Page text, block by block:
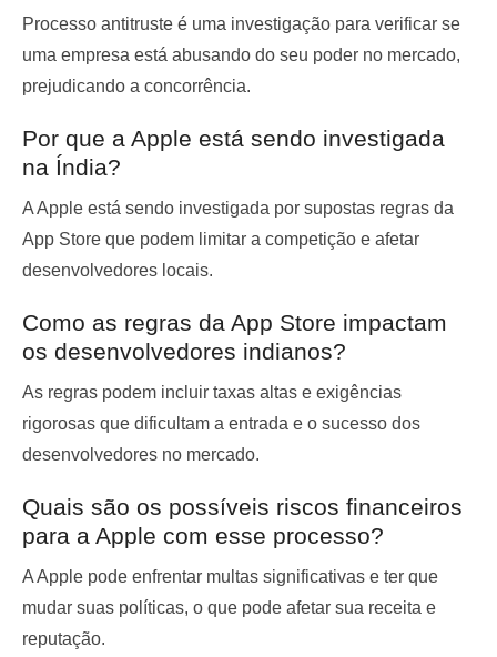
Processo antitruste é uma investigação para verificar se
uma empresa está abusando do seu poder no mercado,
prejudicando a concorrência.
Por que a Apple está sendo investigada
na Índia?
A Apple está sendo investigada por supostas regras da
App Store que podem limitar a competição e afetar
desenvolvedores locais.
Como as regras da App Store impactam
os desenvolvedores indianos?
As regras podem incluir taxas altas e exigências
rigorosas que dificultam a entrada e o sucesso dos
desenvolvedores no mercado.
Quais são os possíveis riscos financeiros
para a Apple com esse processo?
A Apple pode enfrentar multas significativas e ter que
mudar suas políticas, o que pode afetar sua receita e
reputação.